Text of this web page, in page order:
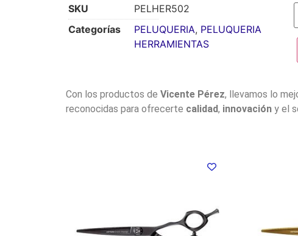
SKU
PELHER502
Categorías
PELUQUERIA, PELUQUERIA
HERRAMIENTAS
Con los productos de Vicente Pérez, llevamos lo
reconocidas para ofrecerte calidad, innovacióny el